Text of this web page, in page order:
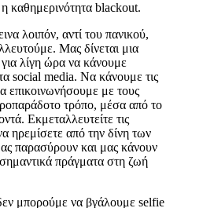
καθημερινότητα blackout.
λοιπόν, αντί του πανικού,
Μας δίνεται μια
λίγη ώρα να κάνουμε
social media. Να κάνουμε τις
επικοινωνήσουμε με τους
τρόπο, μέσα από το
Εκμεταλλευτείτε τις
ηρεμίσετε από την δίνη των
παρασύρουν και μας κάνουν
πράγματα στη ζωή
μπορούμε να βγάλουμε selfie